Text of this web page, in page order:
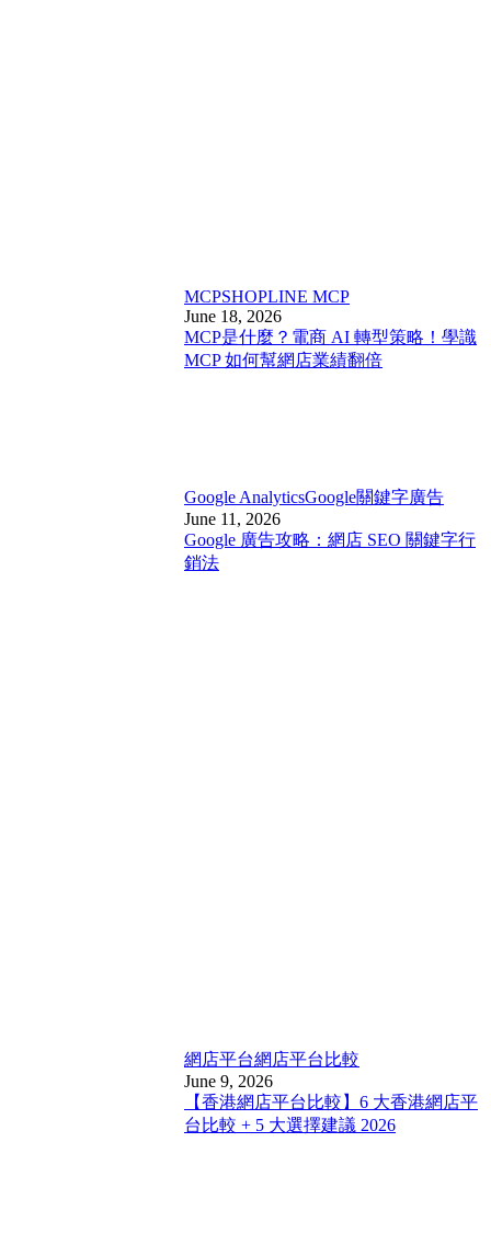
MCPSHOPLINE MCP
June 18, 2026
MCP是什麼？電商 AI 轉型策略！學識
MCP 如何幫網店業績翻倍
Google AnalyticsGoogle關鍵字廣告
June 11, 2026
Google 廣告攻略：網店 SEO 關鍵字行
銷法
網店平台網店平台比較
June 9, 2026
【香港網店平台比較】6 大香港網店平
台比較 + 5 大選擇建議 2026